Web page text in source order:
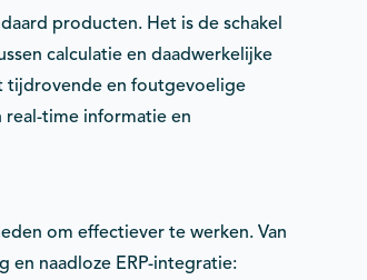
producten. Het is de schakel
calculatie en daadwerkelijke
tijdrovende en foutgevoelige
real-time informatie en
om effectiever te werken. Van
naadloze ERP-integratie: